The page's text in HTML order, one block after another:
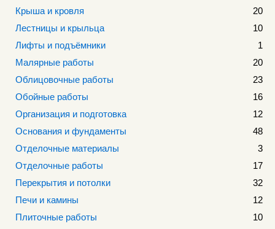
Крыша и кровля
20
Лестницы и крыльца
10
Лифты и подъёмники
1
Малярные работы
20
Облицовочные работы
23
Обойные работы
16
Организация и подготовка
12
Основания и фундаменты
48
Отделочные материалы
3
Отделочные работы
17
Перекрытия и потолки
32
Печи и камины
12
Плиточные работы
10